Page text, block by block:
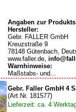
Angaben zur
Hersteller:
Gebr. FALLER GmbH
Kreuzstraße 9
78148 Gütenbach,
www.faller.de,
Warnhinweise:
Maßstabs- und...
Gebr. Faller GmbH 4
(Art.Nr. 181577)
Lieferzeit: ca. 4